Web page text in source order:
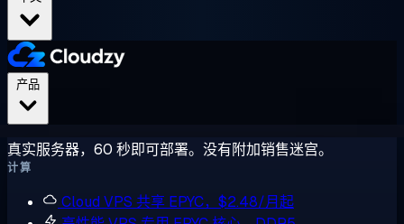
真实服务器，60 秒即可部署。没有附加销售迷宫。
计算
Cloud VPS 共享 EPYC，$2.48/月起